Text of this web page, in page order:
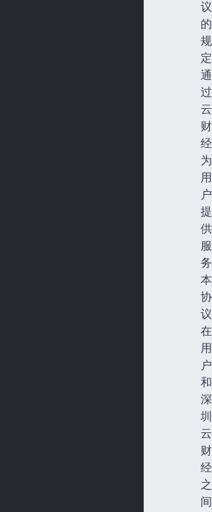
议
的
规
定
通
过
云
财
经
为
用
户
提
供
服
本
协
议
在
用
户
和
深
圳
云
财
经
之
间